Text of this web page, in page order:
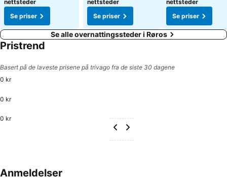
nettsteder
Se priser
nettsteder
Se priser
nettsteder
Se priser
Se alle overnattingssteder i Røros
Pristrend
Basert på de laveste prisene på trivago fra de siste 30 dagene
0 kr
0 kr
0 kr
Anmeldelser